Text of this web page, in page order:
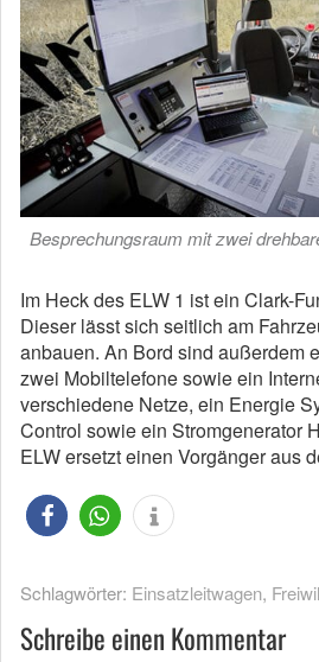
Besprechungsraum mit zwei
Im Heck des ELW 1 ist ein Clark-
Dieser lässt sich seitlich am
anbauen. An Bord sind außerdem
zwei Mobiltelefone sowie ein
verschiedene Netze, ein Energie
Control sowie ein Stromgenerator
ELW ersetzt einen Vorgänger aus
Schlagwörter: Einsatzleitwagen,
Schreibe einen Kommentar